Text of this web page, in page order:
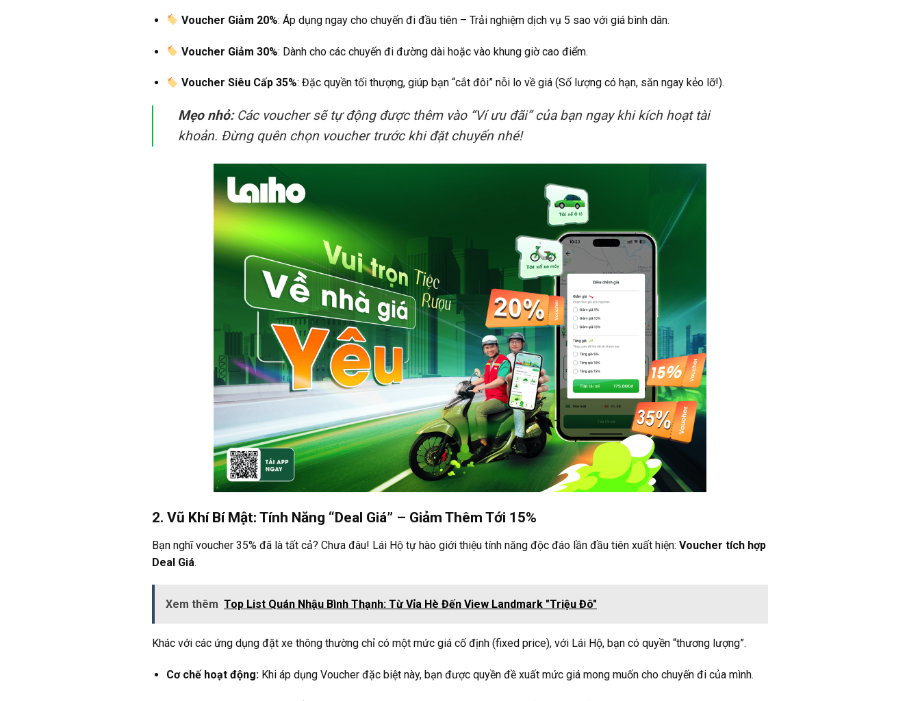
Voucher Giảm 20%: Áp dụng ngay cho chuyến đi đầu tiên – Trải nghiệm dịch vụ 5 sao với giá bình dân.
Voucher Giảm 30%: Dành cho các chuyến đi đường dài hoặc vào khung giờ cao điểm.
Voucher Siêu Cấp 35%: Đặc quyền tối thượng, giúp bạn “cắt đôi” nỗi lo về giá (Số lượng có hạn, săn ngay kẻo lỡ!).
Mẹo nhỏ:Các voucher sẽ tự động được thêm vào “Ví ưu đãi” của bạn ngay khi kích hoạt tài
khoản. Đừng quên chọn voucher trước khi đặt chuyến nhé!
2. Vũ Khí Bí Mật: Tính Năng “Deal Giá” – Giảm Thêm Tới 15%
Bạn nghĩ voucher 35% đã là tất cả? Chưa đâu! Lái Hộ tự hào giới thiệu tính năng độc đáo lần đầu tiên xuất hiện: Voucher tích hợp
Deal Giá.
Xem thêm Top List Quán Nhậu Bình Thạnh: Từ Vỉa Hè Đến View Landmark "Triệu Đô"
Khác với các ứng dụng đặt xe thông thường chỉ có một mức giá cố định (fixed price), với Lái Hộ, bạn có quyền “thương lượng”.
Cơ chế hoạt động:Khi áp dụng Voucher đặc biệt này, bạn được quyền đề xuất mức giá mong muốn cho chuyến đi của mình.